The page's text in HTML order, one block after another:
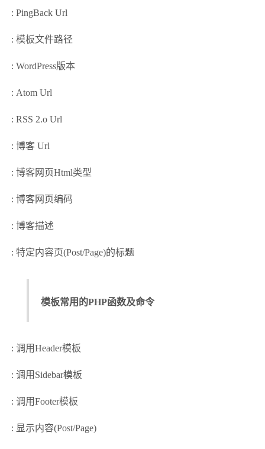
: PingBack Url
: 模板文件路径
: WordPress版本
: Atom Url
: RSS 2.o Url
: 博客 Url
: 博客网页Html类型
: 博客网页编码
: 博客描述
: 特定内容页(Post/Page)的标题
模板常用的PHP函数及命令
: 调用Header模板
: 调用Sidebar模板
: 调用Footer模板
: 显示内容(Post/Page)